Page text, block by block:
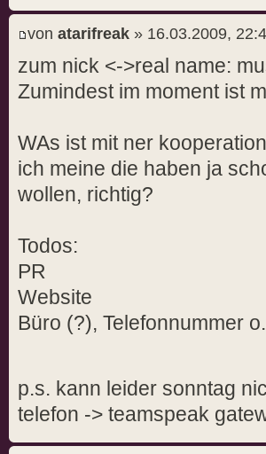
von atarifreak » 16.03.2009,
zum nick <->real name:
Zumindest im moment ist
WAs ist mit ner
ich meine die haben ja
wollen, richtig?
Todos:
PR
Website
Büro (?), Telefonnummer
p.s. kann leider sonntag
telefon -> teamspeak